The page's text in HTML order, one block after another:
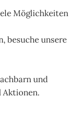
Möglichkeiten
besuche unsere
und
Aktionen.